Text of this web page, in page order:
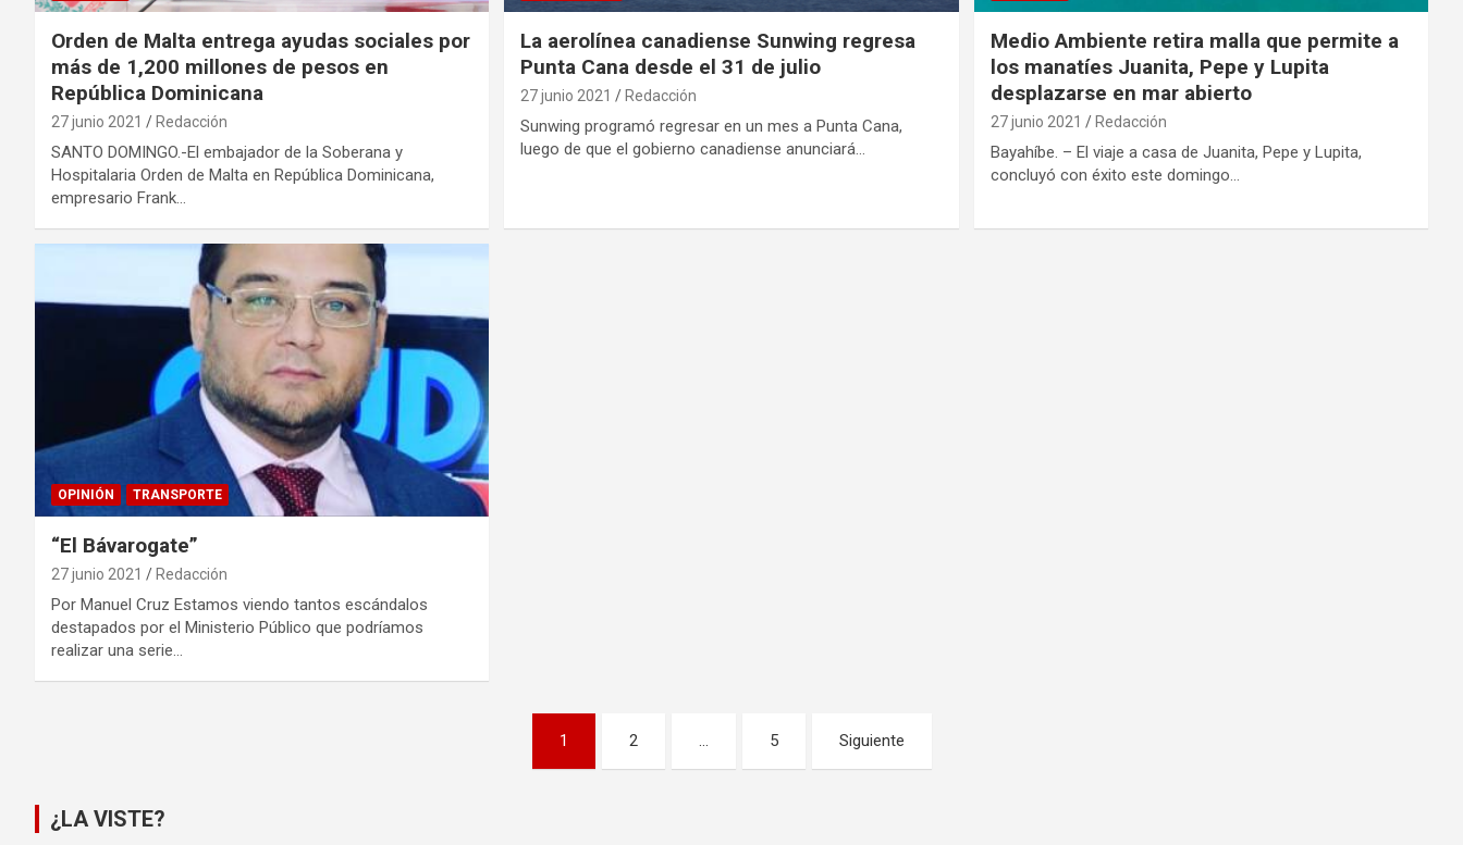
Orden de Malta entrega ayudas sociales por
más de 1,200 millones de pesos en
República Dominicana
27 junio 2021 Redacción
SANTO DOMINGO.-El embajador de la Soberana y
Hospitalaria Orden de Malta en República Dominicana,
empresario Frank…
La aerolínea canadiense Sunwing regresa
Punta Cana desde el 31 de julio
27 junio 2021 Redacción
Sunwing programó regresar en un mes a Punta Cana,
luego de que el gobierno canadiense anunciará…
Medio Ambiente retira malla que permite a
los manatíes Juanita, Pepe y Lupita
desplazarse en mar abierto
27 junio 2021 Redacción
Bayahíbe. – El viaje a casa de Juanita, Pepe y Lupita,
concluyó con éxito este domingo…
OPINIÓN TRANSPORTE
“El Bávarogate”
27 junio 2021 Redacción
Por Manuel Cruz Estamos viendo tantos escándalos
destapados por el Ministerio Público que podríamos
realizar una serie…
entradas
1 2 5 Siguiente
¿LA VISTE?